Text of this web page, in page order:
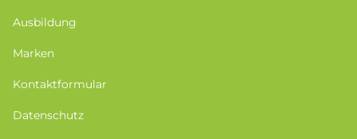
Ausbildung
Marken
Kontaktformular
Datenschutz